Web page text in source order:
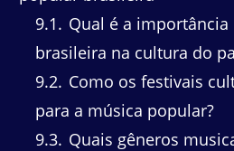
9.1
Qual é a
brasileira na cultura do
9.2 Como os festivais
para a música popular?
9.3 Quais gêneros